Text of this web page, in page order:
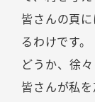
皆さんの頁
るわけです。
どうか、徐
皆さんが私